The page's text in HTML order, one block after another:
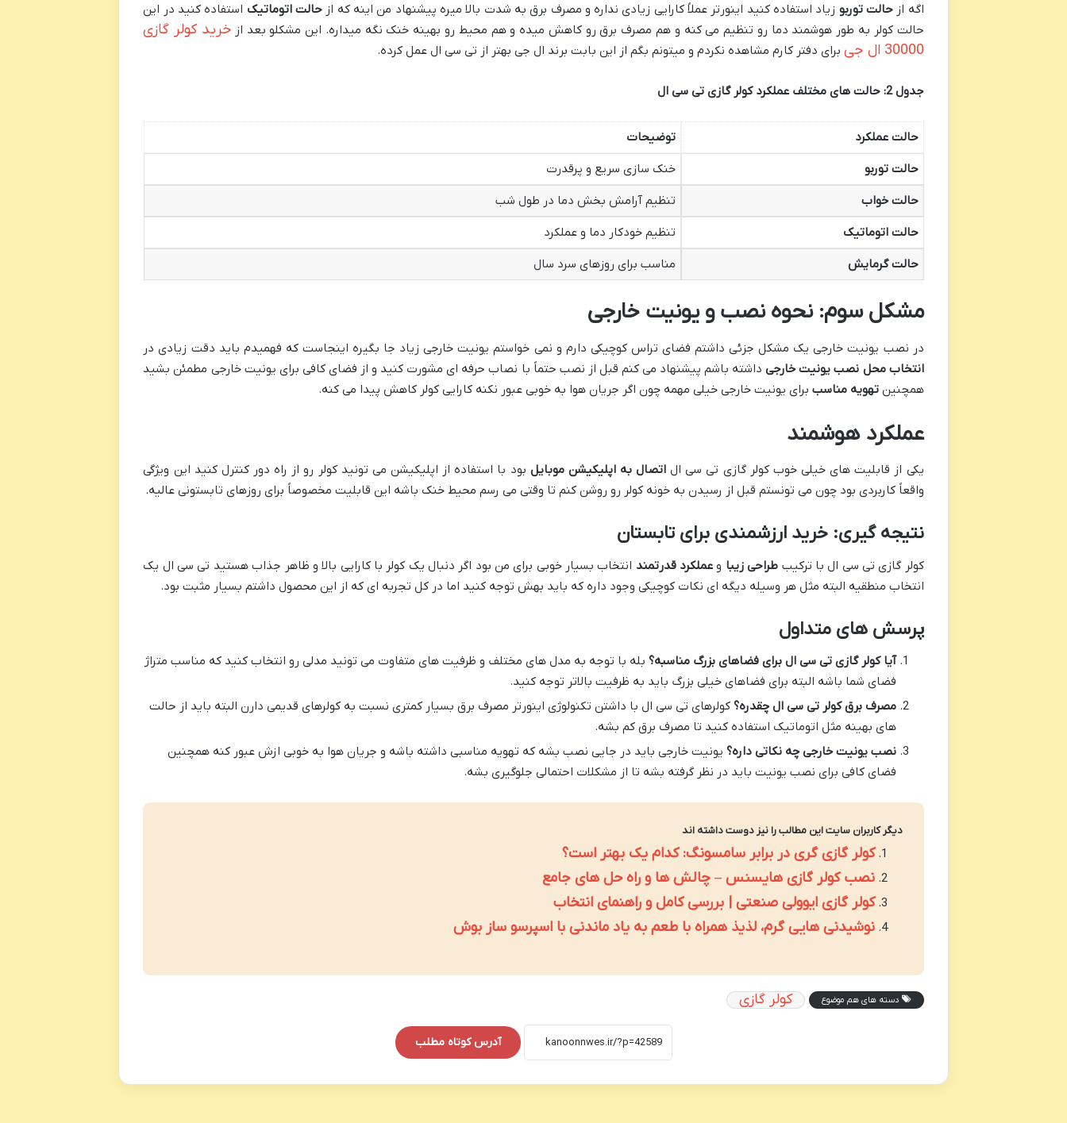
اگه از حالت توربو زیاد استفاده کنید اینورتر عملاً کارایی زیادی نداره و مصرف برق به شدت بالا میره پیشنهاد من اینه که از حالت اتوماتیک استفاده کنید در این
حالت کولر به طور هوشمند دما رو تنظیم می کنه و هم مصرف برق رو کاهش میده و هم محیط رو بهینه خنک نگه میداره. این مشکلو بعد ازخرید کولر گازی
30000 ال جی
برای دفتر کارم مشاهده نکردم و میتونم بگم از این بابت برند ال جی بهتر از تی سی ال عمل کرده.
جدول 2: حالت های مختلف عملکرد کولر گازی تی سی ال
حالت عملکرد
توضیحات
حالت توربو
خنک سازی سریع و پرقدرت
حالت خواب
تنظیم آرامش بخش دما در طول شب
حالت اتوماتیک
تنظیم خودکار دما و عملکرد
حالت گرمایش
مناسب برای روزهای سرد سال
مشکل سوم: نحوه نصب و یونیت خارجی
در نصب یونیت خارجی یک مشکل جزئی داشتم فضای تراس کوچیکی دارم و نمی خواستم یونیت خارجی زیاد جا بگیره اینجاست که فهمیدم باید دقت زیادی در
انتخاب محل نصب یونیت خارجیداشته باشم پیشنهاد می کنم قبل از نصب حتماً با نصاب حرفه ای مشورت کنید و از فضای کافی برای یونیت خارجی مطمئن بشید
همچنینتهویه مناسب برای یونیت خارجی خیلی مهمه چون اگر جریان هوا به خوبی عبور نکنه کارایی کولر کاهش پیدا می کنه.
عملکرد هوشمند
یکی از قابلیت های خیلی خوب کولر گازی تی سی ال اتصال به اپلیکیشن موبایل بود با استفاده از اپلیکیشن می تونید کولر رو از راه دور کنترل کنید این ویژگی
واقعاً کاربردی بود چون می تونستم قبل از رسیدن به خونه کولر رو روشن کنم تا وقتی می رسم محیط خنک باشه این قابلیت مخصوصاً برای روزهای تابستونی عالیه.
نتیجه گیری: خرید ارزشمندی برای تابستان
کولر گازی تی سی ال با ترکیب طراحی زیبا و عملکرد قدرتمند انتخاب بسیار خوبی برای من بود اگر دنبال یک کولر با کارایی بالا و ظاهر جذاب هستید تی سی ال یک
انتخاب منطقیه البته مثل هر وسیله دیگه ای نکات کوچیکی وجود داره که باید بهش توجه کنید اما در کل تجربه ای که از این محصول داشتم بسیار مثبت بود.
پرسش های متداول
آیا کولر گازی تی سی ال برای فضاهای بزرگ مناسبه؟ بله با توجه به مدل های مختلف و ظرفیت های متفاوت می تونید مدلی رو انتخاب کنید که مناسب متراژ
فضای شما باشه البته برای فضاهای خیلی بزرگ باید به ظرفیت بالاتر توجه کنید.
مصرف برق کولر تی سی ال چقدره؟ کولرهای تی سی ال با داشتن تکنولوژی اینورتر مصرف برق بسیار کمتری نسبت به کولرهای قدیمی دارن البته باید از حالت
های بهینه مثل اتوماتیک استفاده کنید تا مصرف برق کم بشه.
نصب یونیت خارجی چه نکاتی داره؟ یونیت خارجی باید در جایی نصب بشه که تهویه مناسبی داشته باشه و جریان هوا به خوبی ازش عبور کنه همچنین
فضای کافی برای نصب یونیت باید در نظر گرفته بشه تا از مشکلات احتمالی جلوگیری بشه.
دیگر کاربران سایت این مطالب را نیز دوست داشته اند
کولر گازی گری در برابر سامسونگ: کدام یک بهتر است؟
نصب کولر گازی هایسنس – چالش ها و راه حل های جامع
کولر گازی ایوولی صنعتی | بررسی کامل و راهنمای انتخاب
نوشیدنی هایی گرم، لذیذ همراه با طعم به یاد ماندنی با اسپرسو ساز بوش
دسته های هم موضوع کولر گازی
آدرس کوتاه مطلب